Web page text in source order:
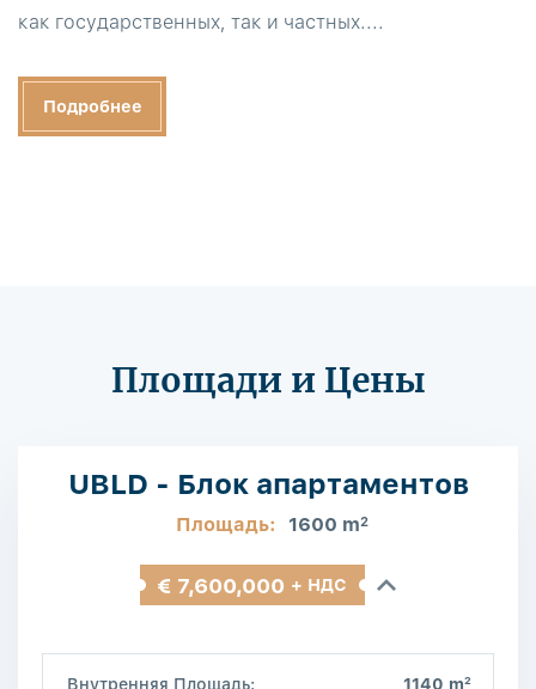
как государственных, так и частных....
Подробнее
Площади и Цены
UBLD - Блок апартаментов
Площадь: 1600 m2
€ 7,600,000 + НДС
Внутренняя Площадь: 1140 m2